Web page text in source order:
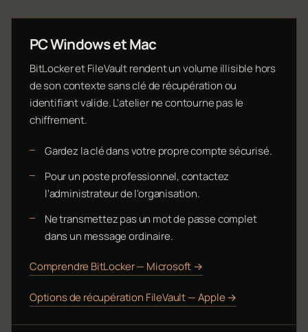
PC Windows et Mac
BitLocker et FileVault rendent un volume illisible hors
de son contexte sans clé de récupération ou
identifiant valide. L'atelier ne contourne pas le
chiffrement.
Gardez la clé dans votre propre compte sécurisé.
Pour un poste professionnel, contactez
l'administrateur de l'organisation.
Ne transmettez pas un mot de passe complet
dans un message ordinaire.
Comprendre BitLocker — Microsoft →
Options de récupération FileVault — Apple →